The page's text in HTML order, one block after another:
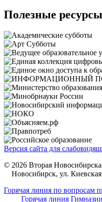
Полезные ресурсы
Версия сайта для
© 2026 Вторая
Новосибирск, ул.
Горячая линия по вопросам
Горячая линия